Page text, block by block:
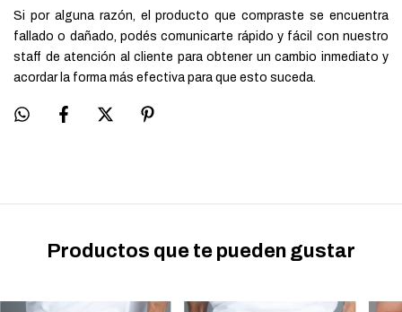
Si por alguna razón, el producto que compraste se encuentra
fallado o dañado, podés comunicarte rápido y fácil con nuestro
staff de atención al cliente para obtener un cambio inmediato y
acordar la forma más efectiva para que esto suceda.
Productos que te pueden gustar